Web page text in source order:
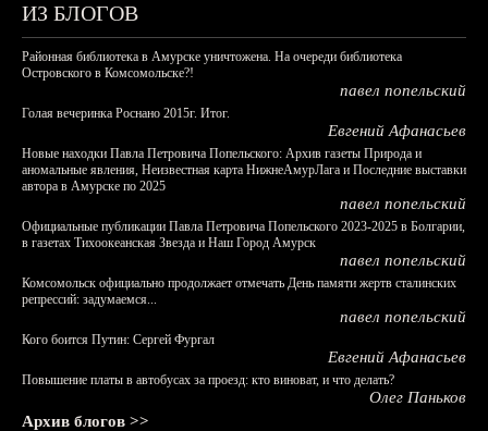
ИЗ БЛОГОВ
Районная библиотека в Амурске уничтожена. На очереди библиотека
Островского в Комсомольске?!
павел попельский
Голая вечеринка Роснано 2015г. Итог.
Евгений Афанасьев
Новые находки Павла Петровича Попельского: Архив газеты Природа и
аномальные явления, Неизвестная карта НижнеАмурЛага и Последние выставки
автора в Амурске по 2025
павел попельский
Официальные публикации Павла Петровича Попельского 2023-2025 в Болгарии,
в газетах Тихоокеанская Звезда и Наш Город Амурск
павел попельский
Комсомольск официально продолжает отмечать День памяти жертв сталинских
репрессий: задумаемся...
павел попельский
Кого боится Путин: Сергей Фургал
Евгений Афанасьев
Повышение платы в автобусах за проезд: кто виноват, и что делать?
Олег Паньков
Архив блогов >>